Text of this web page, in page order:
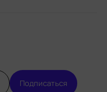
Подписаться